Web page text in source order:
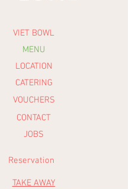
VIET BOWL
MENU
LOCATION
CATERING
VOUCHERS
CONTACT
JOBS
Reservation
TAKE AWAY